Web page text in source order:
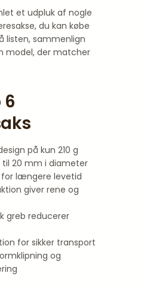
et udpluk af nogle
du kan købe
listen, sammenlign
model, der matcher
6
på kun 210 g
20 mm i diameter
for længere levetid
giver rene og
greb reducerer
for sikker transport
og